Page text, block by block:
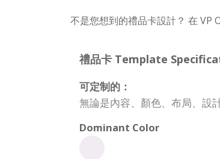
不是您想到的禮品卡設計？ 在 VP
禮品卡 Template
可定制的：
無論是內容、顏色、布局、設
Dominant Color